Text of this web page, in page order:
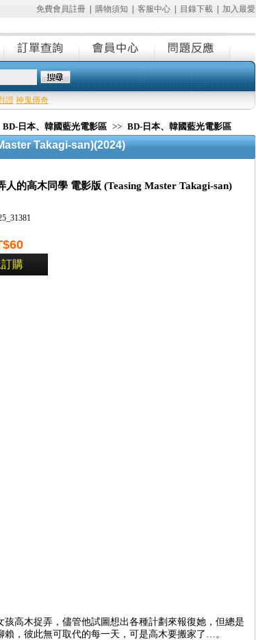
免費會員註冊| 購物須知 客服中心| 目錄下載| 加入最愛
證 神鬼傳奇
BD-日本、韓國藍光電影區 >> BD-日本、韓國藍光電影區
Takagi-san)(2024)
人的高木同學 電影版 (Teasing Master Takagi-san)
購
高木捉弄，儘管他試圖想出各種計劃來報復她，但總是
，彼此無可取代的每一天，可是高木要搬家了…。